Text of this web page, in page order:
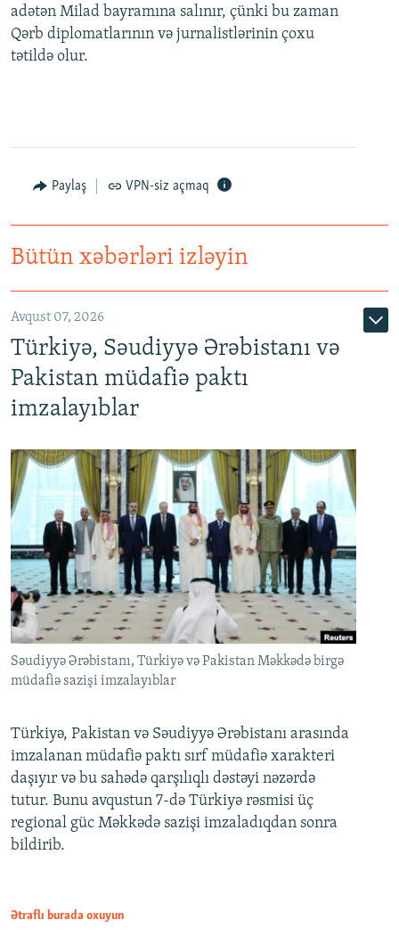
adətən Milad bayramına salınır, çünki bu zaman
Qərb diplomatlarının və jurnalistlərinin çoxu
tətildə olur.
Paylaş VPN-siz açmaq
Bütün xəbərləri izləyin
Avqust 07, 2026
Türkiyə, Səudiyyə Ərəbistanı və
Pakistan müdafiə paktı
imzalayıblar
Səudiyyə Ərəbistanı, Türkiyə və Pakistan Məkkədə birgə
müdafiə sazişi imzalayıblar
Türkiyə, Pakistan və Səudiyyə Ərəbistanı arasında
imzalanan müdafiə paktı sırf müdafiə xarakteri
daşıyır və bu sahədə qarşılıqlı dəstəyi nəzərdə
tutur. Bunu avqustun 7-də Türkiyə rəsmisi üç
regional güc Məkkədə sazişi imzaladıqdan sonra
bildirib.
Ətraflı burada oxuyun